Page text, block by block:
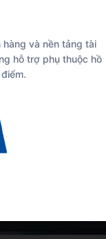
hàng và nền tảng tài
hỗ trợ phụ thuộc hồ